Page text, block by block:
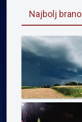
Najbolj brano